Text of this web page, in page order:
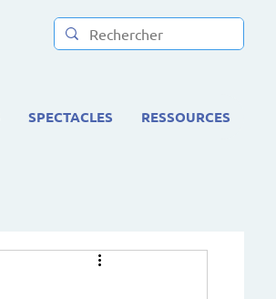
SPECTACLES RESSOURCES